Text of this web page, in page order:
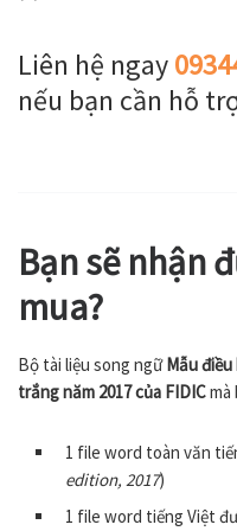
dichthuatsms.comdichthuatsms.com
dichthuatsms.com dichthuatsms.com
dichthuatsms.comdichthuatsms.com
dichthuatsms.com dichthuatsms.com
dichthuatsms.comdichthuatsms.com
Form of Agreement
Mẫu Hợp đồng
tại [Địa chỉ Khách hàng]
(hereinafter called “the Client”)
(sau đây được gọi là "Khách hàng")
and [Name of Consultant]
và [Tên Đơn vị Tư vấn]
tại [Địa chỉ Đơn vị Tư vấn]
(hereinafter called “the Consultant”)
Liên hệ ngay
nếu bạn cần hỗ
Bạn sẽ nhận
mua?
Bộ tài liệu song ngữ Mẫu
trắng năm 2017 của FIDICmà
1 file word toàn văn
edition, 2017)
1 file word tiếng Việt